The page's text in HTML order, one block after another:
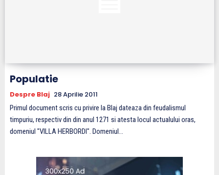
Populatie
Despre Blaj 28 Aprilie 2011
Primul document scris cu privire la Blaj dateaza din feudalismul
timpuriu, respectiv din din anul 1271 si atesta locul actualului oras,
domeniul "VILLA HERBORDI". Domeniul...